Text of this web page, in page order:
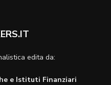
edita da:
e Istituti Finanziari